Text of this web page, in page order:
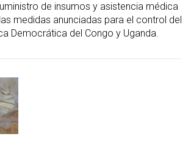
de insumos y asistencia médica
medidas anunciadas para el control del
Democrática del Congo y Uganda.